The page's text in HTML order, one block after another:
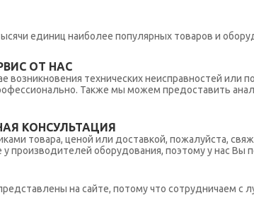
единиц наиболее популярных товаров и
ОТ НАС
технических неисправностей или
Также мы можем предоставить
КОНСУЛЬТАЦИЯ
товара, ценой или доставкой, пожалуйста,
оборудования, поэтому у нас
на сайте, потому что сотрудничаем